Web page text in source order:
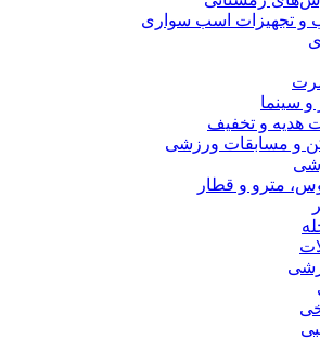
و تجهیزات اسب سواری
و سینما
هدیه و تخفیف
و مسابقات ورزشی
مترو و قطار